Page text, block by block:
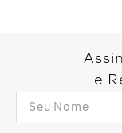
e